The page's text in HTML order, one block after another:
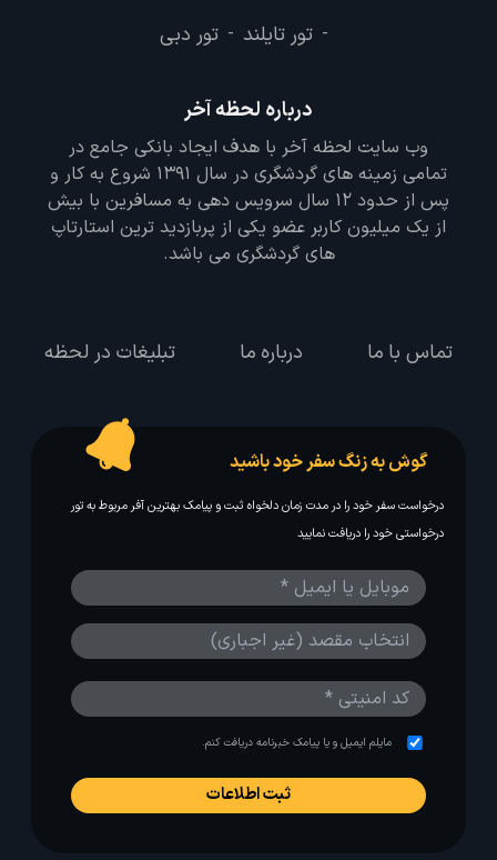
- تور تایلند - تور دبی
درباره لحظه آخر
وب سایت لحظه آخر با هدف ایجاد بانکی جامع در
تمامی زمینه های گردشگری در سال 1391 شروع به کار و
پس از حدود 12 سال سرویس دهی به مسافرین با بیش
از یک میلیون کاربر عضو یکی از پربازدید ترین استارتاپ
های گردشگری می باشد.
تماس با ما درباره ما تبلیغات در لحظه
گوش به زنگ سفر خود باشید
درخواست سفر خود را در مدت زمان دلخواه ثبت و پیامک بهترین آفر مربوط به تور
درخواستی خود را دریافت نمایید
مایلم ایمیل و یا پیامک خبرنامه دریافت کنم.